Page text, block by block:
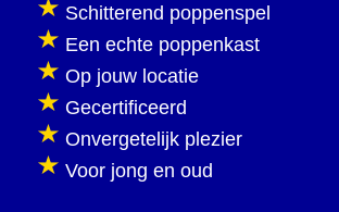
Schitterend poppenspel
Een echte poppenkast
Op jouw locatie
Gecertificeerd
Onvergetelijk plezier
Voor jong en oud